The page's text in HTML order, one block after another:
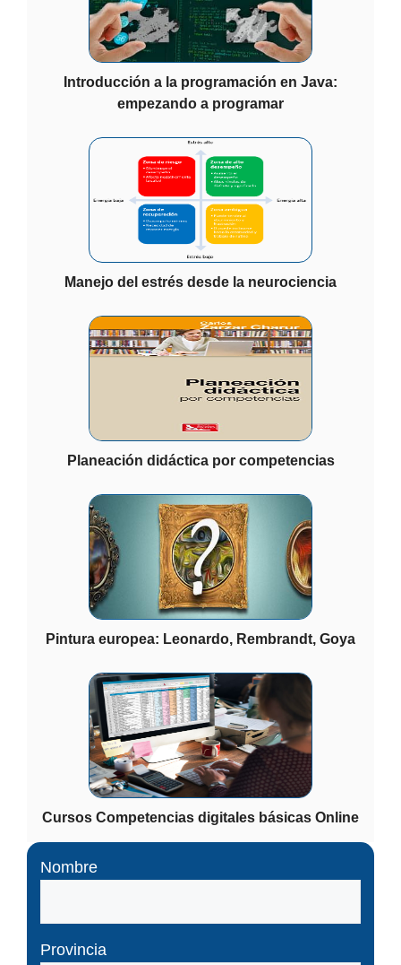
Introducción a la programación en Java:
empezando a programar
Manejo del estrés desde la neurociencia
Planeación didáctica por competencias
Pintura europea: Leonardo, Rembrandt, Goya
Cursos Competencias digitales básicas Online
Nombre
Provincia